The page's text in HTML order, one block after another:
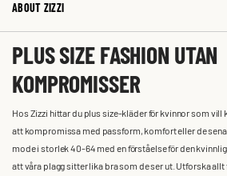
ABOUT ZIZZI
PLUS SIZE FASHION UTAN
KOMPROMISSER
Hos Zizzi hittar du plus size-kläder för kvinnor som vill
att kompromissa med passform, komfort eller de
mode i storlek 40-64 med en förståelse för den
att våra plagg sitter lika bra som de ser ut. Utforska